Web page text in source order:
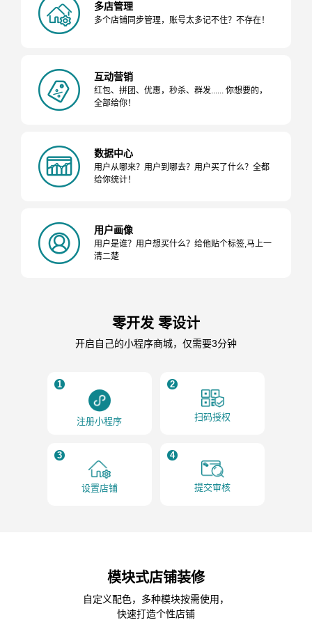
多店管理
多个店铺同步管理，账号太多记不住？不存在！
互动营销
红包、拼团、优惠，秒杀、群发...... 你想要的，
全部给你！
数据中心
用户从哪来？用户到哪去？用户买了什么？全都
给你统计！
用户画像
用户是谁？用户想买什么？给他贴个标签,马上一
清二楚
零开发 零设计
开启自己的小程序商城，仅需要3分钟
1
注册小程序
2
扫码授权
3
设置店铺
4
提交审核
模块式店铺装修
自定义配色，多种模块按需使用，
快速打造个性店铺